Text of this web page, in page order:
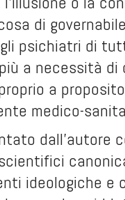
di
psichiatri di
a necessità
a
medico-
ideologiche